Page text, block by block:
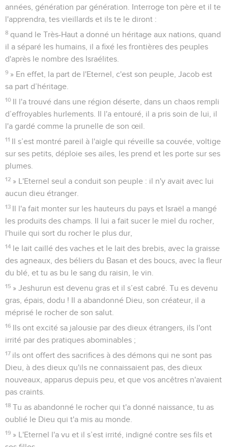
années, génération par génération. Interroge ton père et il te
l'apprendra, tes vieillards et ils te le diront :
8 quand le Très-Haut a donné un héritage aux nations, quand
il a séparé les humains, il a fixé les frontières des peuples
d'après le nombre des Israélites.
9 » En effet, la part de l'Eternel, c'est son peuple, Jacob est
sa part d’héritage.
10 Il l'a trouvé dans une région déserte, dans un chaos rempli
d’effroyables hurlements. Il l'a entouré, il a pris soin de lui, il
l'a gardé comme la prunelle de son œil.
11 Il s’est montré pareil à l'aigle qui réveille sa couvée, voltige
sur ses petits, déploie ses ailes, les prend et les porte sur ses
plumes.
12 » L'Eternel seul a conduit son peuple : il n'y avait avec lui
aucun dieu étranger.
13 Il l'a fait monter sur les hauteurs du pays et Israël a mangé
les produits des champs. Il lui a fait sucer le miel du rocher,
l'huile qui sort du rocher le plus dur,
14 le lait caillé des vaches et le lait des brebis, avec la graisse
des agneaux, des béliers du Basan et des boucs, avec la fleur
du blé, et tu as bu le sang du raisin, le vin.
15 » Jeshurun est devenu gras et il s’est cabré. Tu es devenu
gras, épais, dodu ! Il a abandonné Dieu, son créateur, il a
méprisé le rocher de son salut.
16 Ils ont excité sa jalousie par des dieux étrangers, ils l'ont
irrité par des pratiques abominables ;
17 ils ont offert des sacrifices à des démons qui ne sont pas
Dieu, à des dieux qu'ils ne connaissaient pas, des dieux
nouveaux, apparus depuis peu, et que vos ancêtres n'avaient
pas craints.
18 Tu as abandonné le rocher qui t'a donné naissance, tu as
oublié le Dieu qui t'a mis au monde.
19 » L'Eternel l'a vu et il s’est irrité, indigné contre ses fils et